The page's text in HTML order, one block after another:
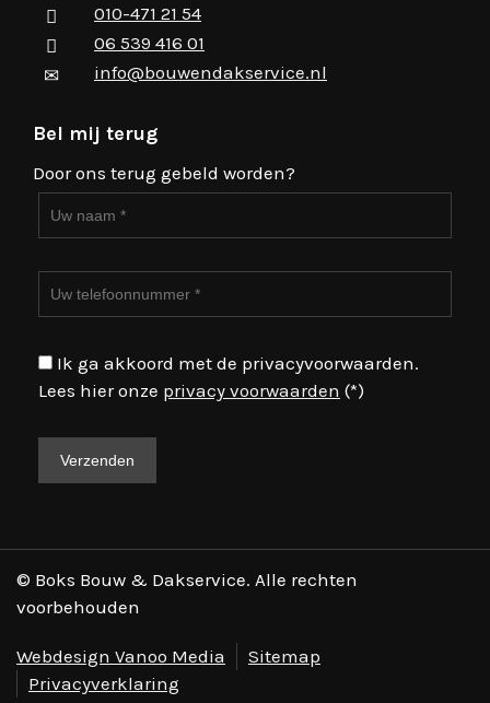
010-471 21 54
06 539 416 01
info@bouwendakservice.nl
Bel mij terug
Door ons terug gebeld worden?
Ik ga akkoord met de privacyvoorwaarden.
Lees hier onze privacy voorwaarden (*)
© Boks Bouw & Dakservice. Alle rechten
voorbehouden
Webdesign Vanoo Media
Sitemap
Privacyverklaring